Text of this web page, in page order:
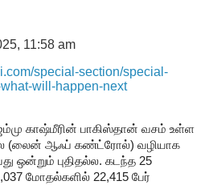
11:58 am
special-section/special-
will-happen-next
காஷ்மீரின் பாகிஸ்தான் வசம் உள்ள
(லைன் ஆஃப் கண்ட்ரோல்) வழியாக
ஒன்றும் புதிதல்ல. கடந்த 25
மோதல்களில் 22,415 பேர்